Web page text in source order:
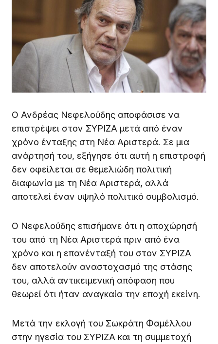
Ο Ανδρέας Νεφελούδης αποφάσισε να
επιστρέψει στον ΣΥΡΙΖΑ μετά από έναν
χρόνο ένταξης στη Νέα Αριστερά. Σε μια
ανάρτησή του, εξήγησε ότι αυτή η επιστροφή
δεν οφείλεται σε θεμελιώδη πολιτική
διαφωνία με τη Νέα Αριστερά, αλλά
αποτελεί έναν υψηλό πολιτικό συμβολισμό.
Ο Νεφελούδης επισήμανε ότι η αποχώρησή
του από τη Νέα Αριστερά πριν από ένα
χρόνο και η επανένταξή του στον ΣΥΡΙΖΑ
δεν αποτελούν αναστοχασμό της στάσης
του, αλλά αντικειμενική απόφαση που
θεωρεί ότι ήταν αναγκαία την εποχή εκείνη.
Μετά την εκλογή του Σωκράτη Φαμέλλου
στην ηγεσία του ΣΥΡΙΖΑ και τη συμμετοχή